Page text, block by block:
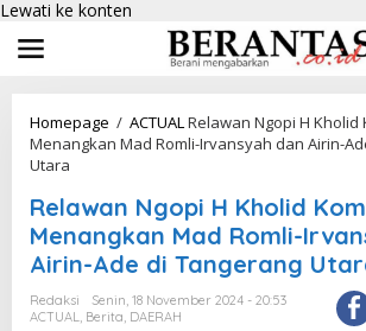
Lewati ke konten
Homepage / ACTUALRelawan Ngopi H Kholid
Menangkan Mad Romli-Irvansyah dan Airin-
Utara
Relawan Ngopi H Kholid
Menangkan Mad Romli-
Airin-Ade di Tangerang
Redaksi
Senin, 18 November 2024 - 20:53
ACTUAL, Berita, DAERAH